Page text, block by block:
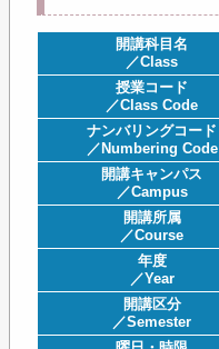
開講科目名
／Class
授業コード
／Class Code
ナンバリングコード
／Numbering Code
開講キャンパス
／Campus
開講所属
／Course
年度
／Year
開講区分
／Semester